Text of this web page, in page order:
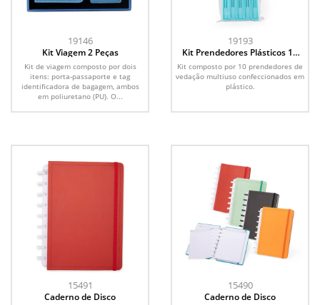
19146
Kit Viagem 2 Peças
Kit de viagem composto por dois
itens: porta-passaporte e tag
identificadora de bagagem, ambos
em poliuretano (PU). O...
19193
Kit Prendedores Plásticos 10
Peças
Kit composto por 10 prendedores de
vedação multiuso confeccionados em
plástico.
15491
Caderno de Disco
15490
Caderno de Disco